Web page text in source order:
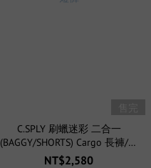
C.SPLY 刷蠟迷彩 二合一
(BAGGY/SHORTS) Cargo 長褲/膝
下短褲
NT$2,580